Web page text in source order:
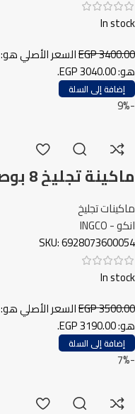
In stock
EGP3400.00 السعر الأصلي هو: EGP 3400.00.
هو: EGP 3040.00.
إضافة إلى السلة
-9%
BG83502 انكو
ماكينات تجليخ
انكو - INGCO
SKU:6928073600054
In stock
EGP3500.00 السعر الأصلي هو: EGP 3500.00.
هو: EGP 3190.00.
إضافة إلى السلة
-7%